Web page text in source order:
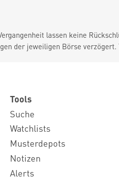
lassen keine
der jeweiligen Börse verzögert.
Tools
Suche
Watchlists
Musterdepots
Notizen
Alerts